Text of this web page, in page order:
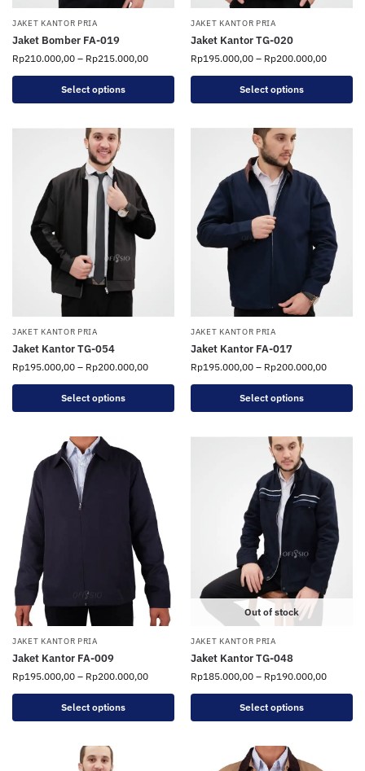
JAKET KANTOR PRIA
Jaket Bomber FA-019
Rp210.000,00 – Rp215.000,00
Select options
JAKET KANTOR PRIA
Jaket Kantor TG-020
Rp195.000,00 – Rp200.000,00
Select options
JAKET KANTOR PRIA
Jaket Kantor TG-054
Rp195.000,00 – Rp200.000,00
Select options
JAKET KANTOR PRIA
Jaket Kantor FA-017
Rp195.000,00 – Rp200.000,00
Select options
JAKET KANTOR PRIA
Jaket Kantor FA-009
Rp195.000,00 – Rp200.000,00
Select options
Out of stock
JAKET KANTOR PRIA
Jaket Kantor TG-048
Rp185.000,00 – Rp190.000,00
Select options